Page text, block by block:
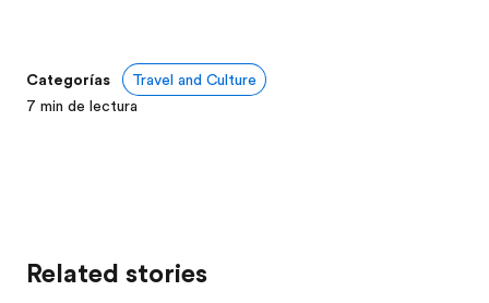
Categorías
Travel and Culture
7 min de lectura
Related stories